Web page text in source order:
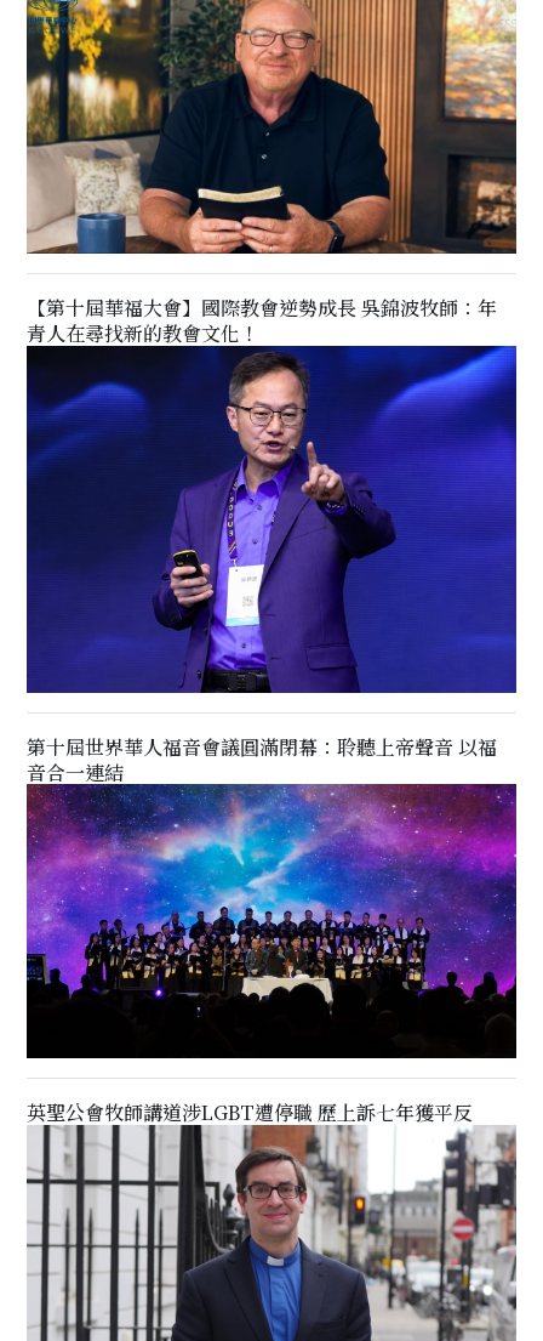
【第十屆華福大會】國際教會逆勢成長 吳錦波牧師：年
青人在尋找新的教會文化！
第十屆世界華人福音會議圓滿閉幕：聆聽上帝聲音 以福
音合一連結
英聖公會牧師講道涉LGBT遭停職 歷上訴七年獲平反